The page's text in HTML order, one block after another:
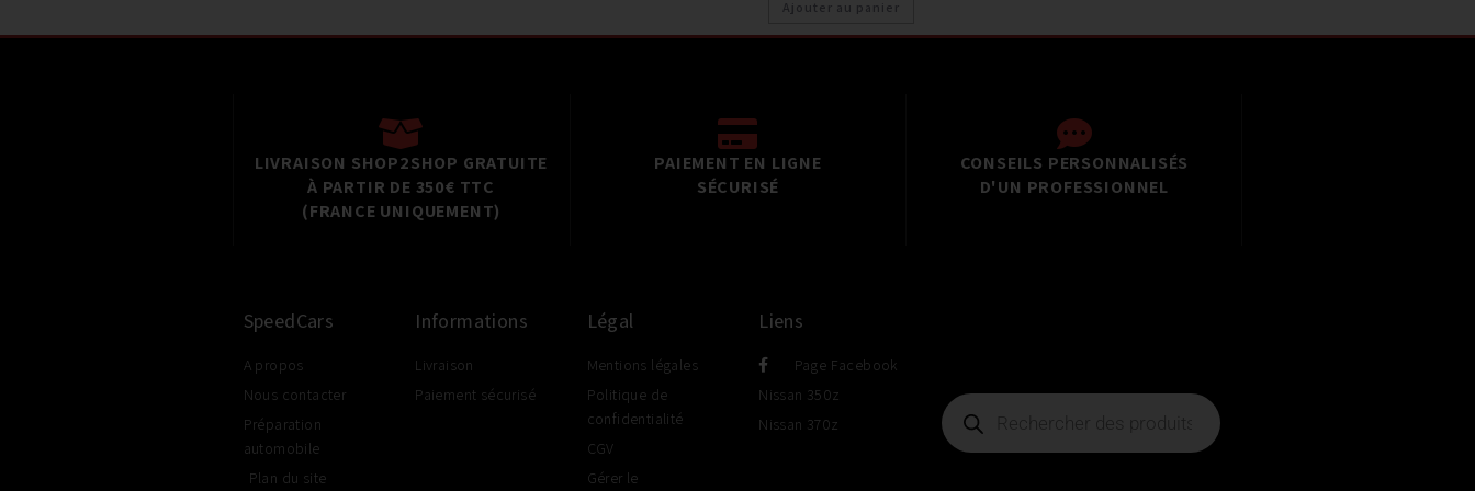
Ajouter au panier
LIVRAISON SHOP2SHOP GRATUITE
À PARTIR DE 350€ TTC
(FRANCE UNIQUEMENT)
PAIEMENT EN LIGNE
SÉCURISÉ
CONSEILS PERSONNALISÉS
D'UN PROFESSIONNEL
SpeedCars
A propos
Nous contacter
Préparation
automobile
Plan du site
Informations
Livraison
Paiement sécurisé
Légal
Mentions légales
Politique de
confidentialité
CGV
Gérer le
Liens
Page Facebook
Nissan 350z
Nissan 370z